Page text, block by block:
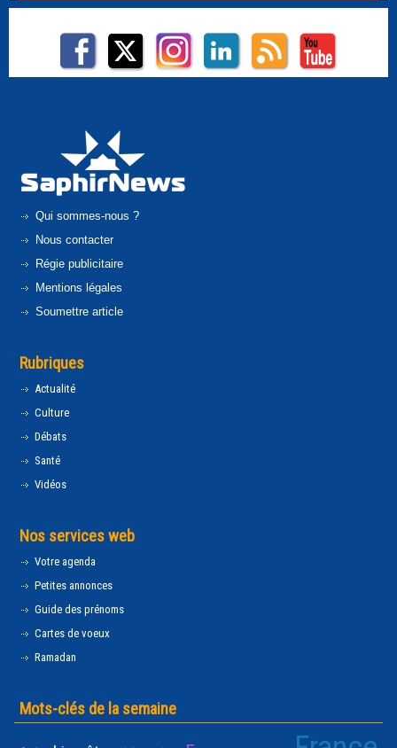
Qui sommes-nous ?
Nous contacter
Régie publicitaire
Mentions légales
Soumettre article
Rubriques
Actualité
Culture
Débats
Santé
Vidéos
Nos services web
Votre agenda
Petites annonces
Guide des prénoms
Cartes de voeux
Ramadan
Mots-clés de la semaine